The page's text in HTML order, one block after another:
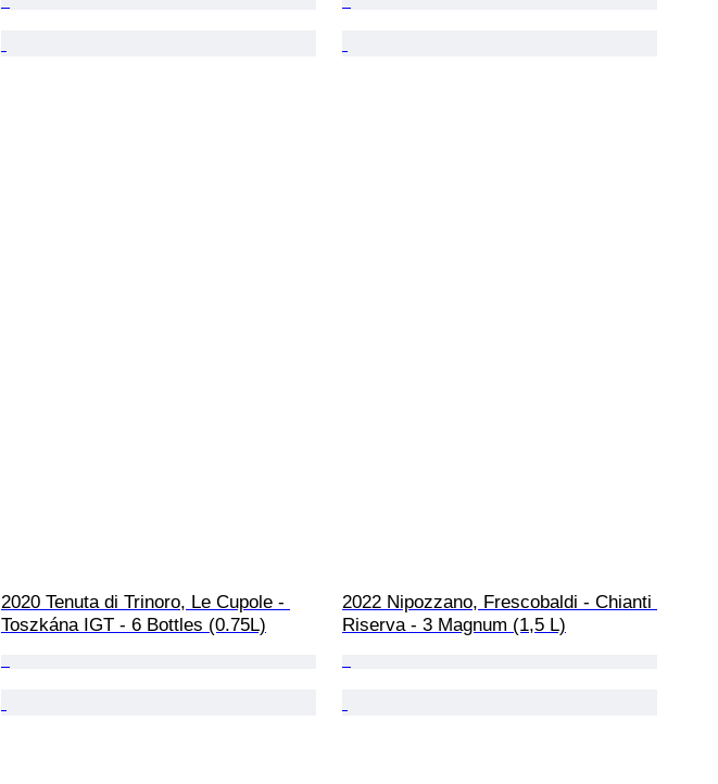
2020 Tenuta di Trinoro, Le Cupole -
Toszkána IGT - 6 Bottles (0.75L)
2022 Nipozzano, Frescobaldi - Chianti
Riserva - 3 Magnum (1,5 L)